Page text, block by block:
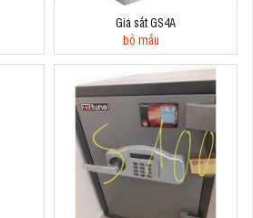
Giá sắt GS4A
bỏ mẫu